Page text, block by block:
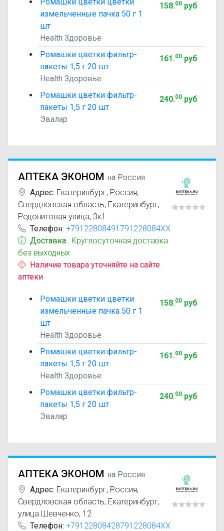
измельченные пачка 50 г 1
шт
Health Здоровье
158.00руб
Ромашки цветки фильтр-
пакеты 1,5 г 20 шт.
Health Здоровье
161.00руб
Ромашки цветки фильтр-
пакеты 1,5 г 20 шт
Эвалар
240.00руб
АПТЕКА ЭКОНОМ на Россия
Адрес: Екатеринбург, Россия,
Свердловская область, Екатеринбург,
Родонитовая улица, 3к1
Телефон: +79122808491791228084XX
Доставка : Круглосуточная доставка
без выходных
Наличие товара уточняйте на сайте
аптеки
Ромашки цветки цветки
измельченные пачка 50 г 1
шт
Health Здоровье
158.00руб
Ромашки цветки фильтр-
пакеты 1,5 г 20 шт.
Health Здоровье
161.00руб
Ромашки цветки фильтр-
пакеты 1,5 г 20 шт
Эвалар
240.00руб
АПТЕКА ЭКОНОМ на Россия
Адрес: Екатеринбург, Россия,
Свердловская область, Екатеринбург,
улица Шевченко, 12
Телефон: +79122808428791228084XX